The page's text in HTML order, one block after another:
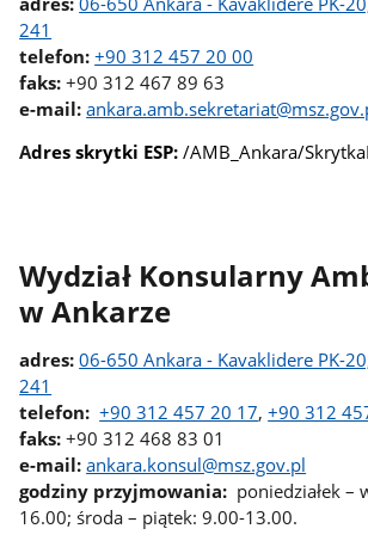
241
telefon:+90 312 457 20 00
faks:+90 312 467 89 63
e-mail:
Adres skrytki ESP:/AMB_Ankara/
Wydział Konsularny
w Ankarze
adres: 06-650 Ankara - Kavaklidere PK-
241
telefon: +90 312 457 20 17,+90 312
faks:+90 312 468 83 01
e-mail:ankara.konsul@msz.gov.pl
godziny przyjmowania: poniedziałek –
16.00; środa – piątek: 9.00-13.00.